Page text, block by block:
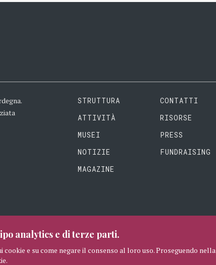
STRUTTURA
ATTIVITÀ
MUSEI
NOTIZIE
MAGAZINE
CONTATTI
RISORSE
PRESS
FUNDRAISING
analytics e di terze parti.
cookie e su come negare il consenso al loro uso. Proseguendo nella